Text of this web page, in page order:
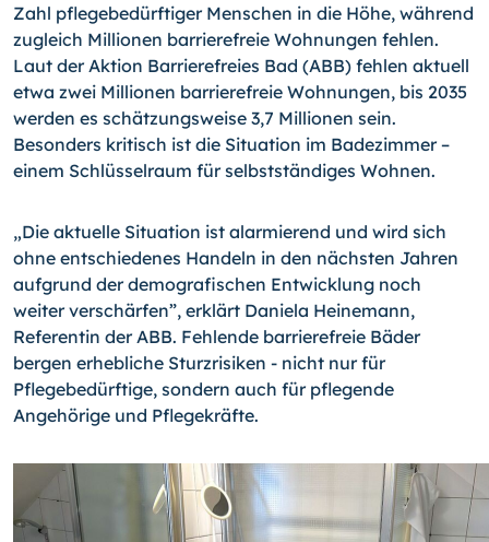
Zahl pflegebedürftiger Menschen in die Höhe, während
zugleich Millionen barrierefreie Wohnungen fehlen.
Laut der Aktion Barrierefreies Bad (ABB) fehlen aktuell
etwa zwei Millionen barrierefreie Wohnungen, bis 2035
werden es schätzungsweise 3,7 Millionen sein.
Besonders kritisch ist die Situation im Badezimmer –
einem Schlüsselraum für selbstständiges Wohnen.
„Die aktuelle Situation ist alarmierend und wird sich
ohne entschiedenes Handeln in den nächsten Jahren
aufgrund der demografischen Entwicklung noch
weiter verschärfen”, erklärt Daniela Heinemann,
Referentin der ABB. Fehlende barrierefreie Bäder
bergen erhebliche Sturzrisiken - nicht nur für
Pflegebedürftige, sondern auch für pflegende
Angehörige und Pflegekräfte.